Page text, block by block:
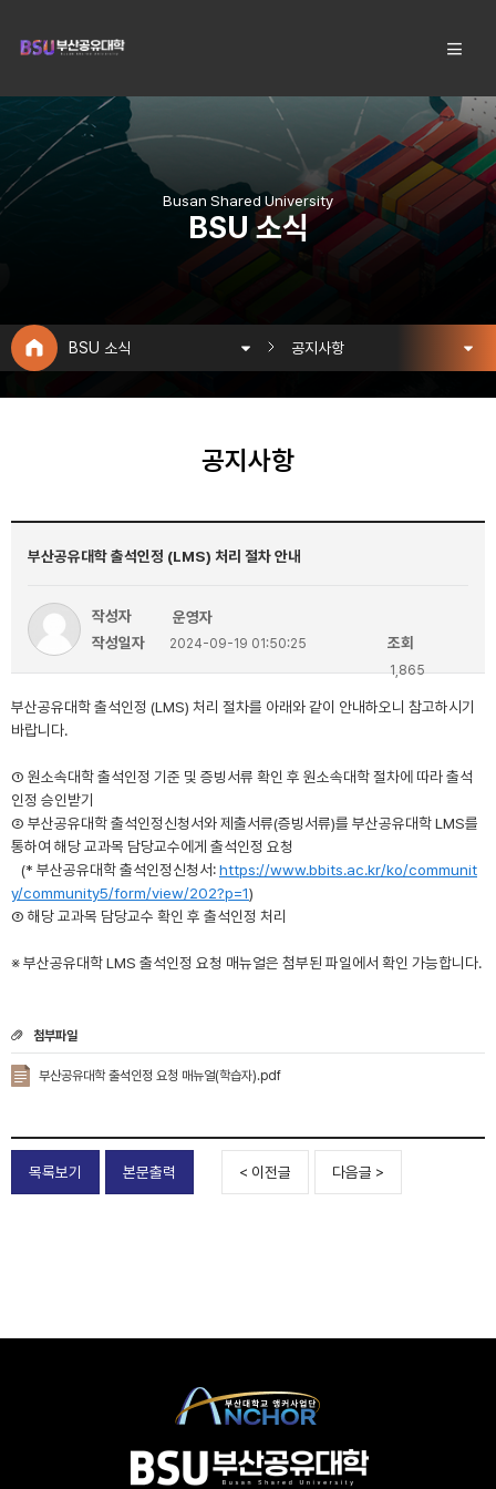
Busan Shared University
BSU 소식
BSU 소식 공지사항
공지사항
부산공유대학 출석인정 (LMS) 처리 절차 안내
작성자
운영자
작성일자
2024-09-19 01:50:25 조회
1,865
부산공유대학 출석인정 (LMS) 처리 절차를 아래와 같이 안내하오니 참고하시기
바랍니다.
① 원소속대학 출석인정 기준 및 증빙서류 확인 후 원소속대학 절차에 따라 출석
인정 승인받기
② 부산공유대학 출석인정신청서와 제출서류(증빙서류)를 부산공유대학 LMS를
통하여 해당 교과목 담당교수에게 출석인정 요청
(* 부산공유대학 출석인정신청서:https://www.bbits.ac.kr/ko/communit
y/community5/form/view/202?p=1)
③ 해당 교과목 담당교수 확인 후 출석인정 처리
※ 부산공유대학 LMS 출석인정 요청 매뉴얼은 첨부된 파일에서 확인 가능합니다.
첨부파일
부산공유대학 출석인정 요청 매뉴얼(학습자).pdf
목록보기 본문출력 < 이전글 다음글 >